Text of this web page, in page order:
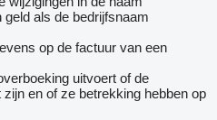
als de bedrijfsnaam
op de factuur van een
uitvoert of de
en of ze betrekking hebben op